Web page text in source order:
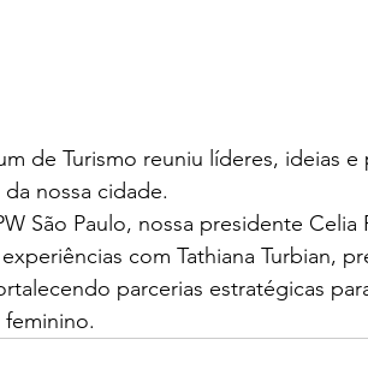
de Turismo reuniu líderes, ideias
nossa cidade.
São Paulo, nossa presidente
com Tathiana Turbian,
parcerias estratégicas